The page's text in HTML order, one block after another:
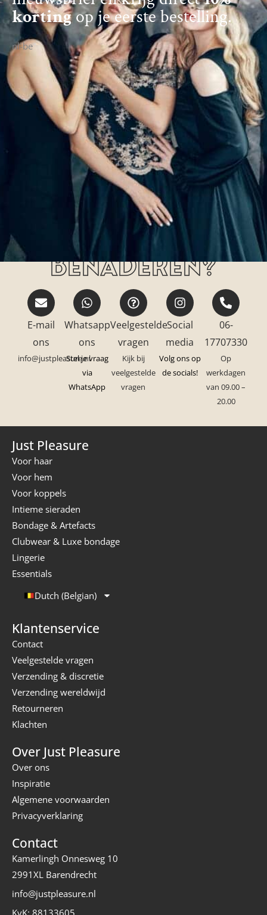
kortingop je eerste bestelling.
nl-be
Hoe kan jij ons
benaderen?
E-mail
ons
info@justpleasure.nl
Whatsapp
ons
Stel je vraag
via
WhatsApp
Veelgestelde
vragen
Kijk bij
veelgestelde
vragen
Social
media
Volg ons op
de socials!
06-
17707330
Op
werkdagen
van 09.00 –
20.00
Just Pleasure
Voor haar
Voor hem
Voor koppels
Intieme sieraden
Bondage & Artefacts
Clubwear & Luxe bondage
Lingerie
Essentials
Dutch (Belgian)
Klantenservice
Contact
Veelgestelde vragen
Verzending & discretie
Verzending wereldwijd
Retourneren
Klachten
Over Just Pleasure
Over ons
Inspiratie
Algemene voorwaarden
Privacyverklaring
Contact
Kamerlingh Onnesweg 10
2991XL Barendrecht
info@justpleasure.nl
KvK: 88133605